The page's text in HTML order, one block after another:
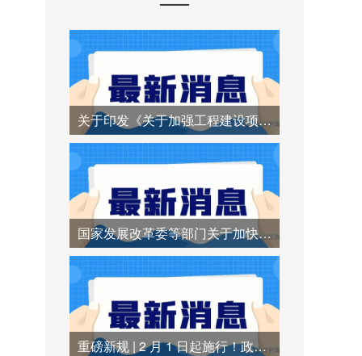
关于印发《关于加强工程建设项目招标代理机构管理的若干措施》的通知
国家发展改革委等部门关于加快招标投标领域人工智能推广应用的实施意见
重磅新规 | 2 月 1 日起施行！政府采购异常低价中标时代终结